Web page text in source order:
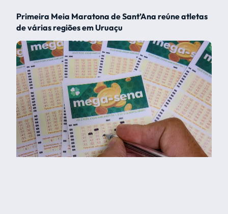
Primeira Meia Maratona de Sant’Ana reúne atletas
de várias regiões em Uruaçu